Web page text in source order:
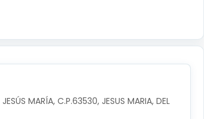
MARÍA, C.P.63530, JESUS MARIA, DEL